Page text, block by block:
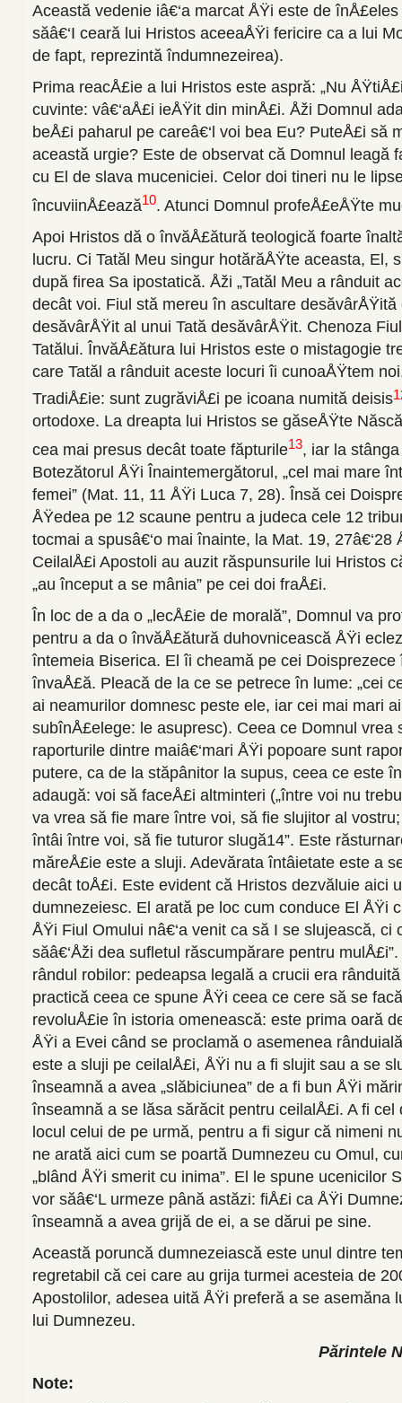
Această vedenie iâ€‘a marcat ÅŸi este de
săâ€‘I ceară lui Hristos aceeaÅŸi fericire ca a lui
de fapt, reprezintă îndumnezeirea).
Prima reacÅ£ie a lui Hristos este aspră: „Nu
cuvinte: vâ€‘aÅ£i ieÅŸit din minÅ£i. Åži Domnul
beÅ£i paharul pe careâ€‘l voi bea Eu? PuteÅ£i să
această urgie? Este de observat că Domnul leagă
cu El de slava muceniciei. Celor doi tineri nu le
încuviinÅ£ează10. Atunci Domnul profeÅ£eÅŸte
Apoi Hristos dă o învăÅ£ătură teologică foarte
lucru. Ci Tatăl Meu singur hotărăÅŸte aceasta, El,
după firea Sa ipostatică. Åži „Tatăl Meu a rânduit
decât voi. Fiul stă mereu în ascultare desăvârÅŸită
desăvârÅŸit al unui Tată desăvârÅŸit. Chenoza
Tatălui. ÎnvăÅ£ătura lui Hristos este o mistagogie
care Tatăl a rânduit aceste locuri îi cunoaÅŸtem
TradiÅ£ie: sunt zugrăviÅ£i pe icoana numită deisis
ortodoxe. La dreapta lui Hristos se găseÅŸte
cea mai presus decât toate făpturile13, iar la
Botezătorul ÅŸi Înaintemergătorul, „cel mai mare
femei” (Mat. 11, 11 ÅŸi Luca 7, 28). Însă cei
ÅŸedea pe 12 scaune pentru a judeca cele 12
tocmai a spusâ€‘o mai înainte, la Mat. 19, 27â€‘28
CeilalÅ£i Apostoli au auzit răspunsurile lui Hristos
„au început a se mânia” pe cei doi fraÅ£i.
În loc de a da o „lecÅ£ie de morală”, Domnul va
pentru a da o învăÅ£ătură duhovnicească ÅŸi
întemeia Biserica. El îi cheamă pe cei
învaÅ£ă. Pleacă de la ce se petrece în lume: „cei
ai neamurilor domnesc peste ele, iar cei mai mari
subînÅ£elege: le asupresc). Ceea ce Domnul vrea
raporturile dintre maiâ€‘mari ÅŸi popoare sunt
putere, ca de la stăpânitor la supus, ceea ce este
adaugă: voi să faceÅ£i altminteri („între voi nu
va vrea să fie mare între voi, să fie slujitor al
întâi între voi, să fie tuturor slugă14”. Este
măreÅ£ie este a sluji. Adevărata întâietate este a
decât toÅ£i. Este evident că Hristos dezvăluie aici
dumnezeiesc. El arată pe loc cum conduce El ÅŸi
ÅŸi Fiul Omului nâ€‘a venit ca să I se slujească, ci
săâ€‘Åži dea sufletul răscumpărare pentru
rândul robilor: pedeapsa legală a crucii era
practică ceea ce spune ÅŸi ceea ce cere să se
revoluÅ£ie în istoria omenească: este prima oară
ÅŸi a Evei când se proclamă o asemenea
este a sluji pe ceilalÅ£i, ÅŸi nu a fi slujit sau a se
înseamnă a avea „slăbiciunea” de a fi bun ÅŸi
înseamnă a se lăsa sărăcit pentru ceilalÅ£i. A fi
locul celui de pe urmă, pentru a fi sigur că nimeni
ne arată aici cum se poartă Dumnezeu cu Omul,
„blând ÅŸi smerit cu inima”. El le spune ucenicilor
vor săâ€‘L urmeze până astăzi: fiÅ£i ca ÅŸi
înseamnă a avea grijă de ei, a se dărui pe sine.
Această poruncă dumnezeiască este unul dintre
regretabil că cei care au grija turmei acesteia de
Apostolilor, adesea uită ÅŸi preferă a se asemăna
lui Dumnezeu.
Părintele
Note: